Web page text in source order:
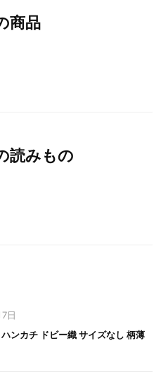
商品
読みもの
日
ンカチ ドビー織 サイズなし 柄薄